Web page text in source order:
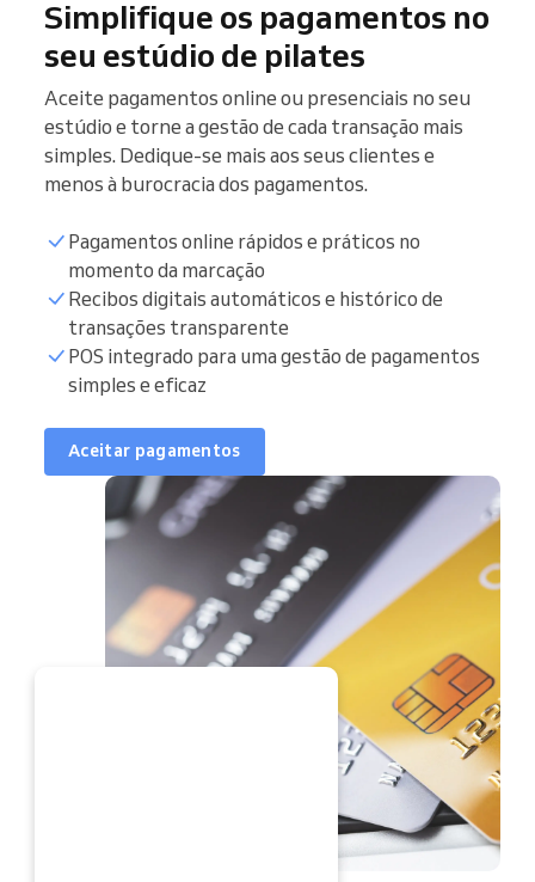
Simplifique os pagamentos no
seu estúdio de pilates
Aceite pagamentos online ou presenciais no seu
estúdio e torne a gestão de cada transação mais
simples. Dedique-se mais aos seus clientes e
menos à burocracia dos pagamentos.
Pagamentos online rápidos e práticos no
momento da marcação
Recibos digitais automáticos e histórico de
transações transparente
POS integrado para uma gestão de pagamentos
simples e eficaz
Aceitar pagamentos